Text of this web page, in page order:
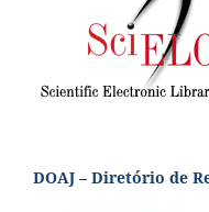
DOAJ – Diretório de